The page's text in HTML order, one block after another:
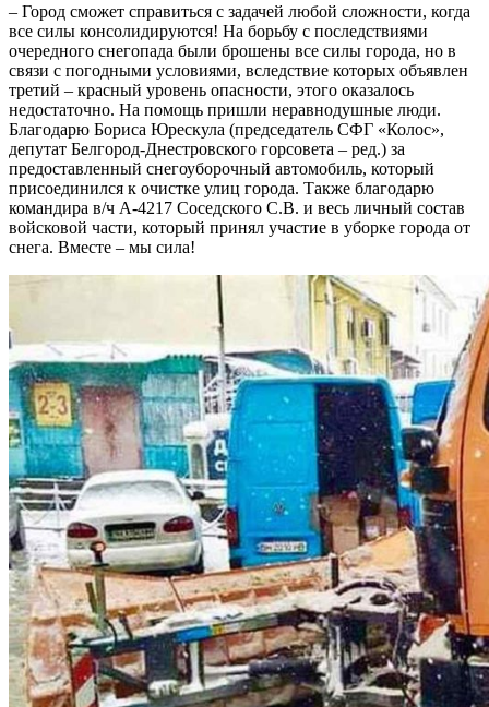
– Город сможет справиться с задачей любой сложности, когда
все силы консолидируются! На борьбу с последствиями
очередного снегопада были брошены все силы города, но в
связи с погодными условиями, вследствие которых объявлен
третий – красный уровень опасности, этого оказалось
недостаточно. На помощь пришли неравнодушные люди.
Благодарю Бориса Юрескула (председатель СФГ «Колос»,
депутат Белгород-Днестровского горсовета – ред.) за
предоставленный снегоуборочный автомобиль, который
присоединился к очистке улиц города. Также благодарю
командира в/ч А-4217 Соседского С.В. и весь личный состав
войсковой части, который принял участие в уборке города от
снега. Вместе – мы сила!